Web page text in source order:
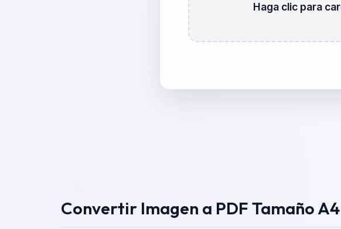
Haga clic para
Convertir Imagen a PDF Tamaño